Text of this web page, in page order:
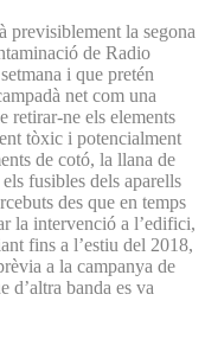
previsiblement la segona
de Radio
i que pretén
net com una
retirar-ne els elements
tòxic i potencialment
de cotó, la llana de
fusibles dels aparells
des que en temps
la intervenció a l’edifici,
fins a l’estiu del 2018,
a la campanya de
d’altra banda es va